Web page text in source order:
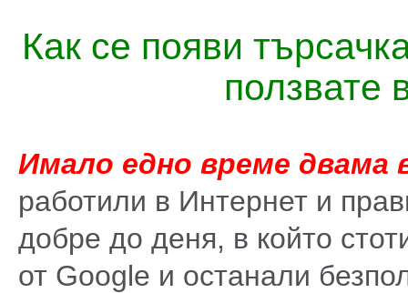
Как се появи
ползвате
Имало едно време двама
работили в Интернет и
добре до деня, в който
от Google и останали